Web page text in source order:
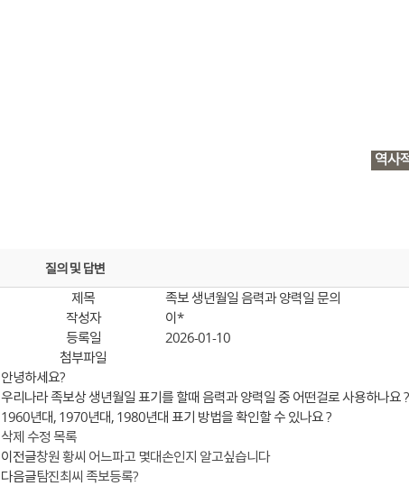
질의 및 답변
제목
족보 생년월일 음력과 양력일 문의
작성자
이*
등록일
2026-01-10
첨부파일
안녕하세요?
우리나라 족보상 생년월일 표기를 할때 음력과 양력일 중 어떤걸로 사용하나요 ?
1960년대, 1970년대, 1980년대 표기 방법을 확인할 수 있나요 ?
삭제수정 목록
이전글창원 황씨 어느파고 몇대손인지 알고싶습니다
다음글탐진최씨 족보등록?